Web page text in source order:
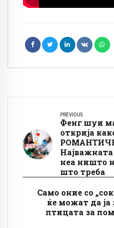
PREVIOUS
Фенг шуи
открија
Најважната
неа ништо
што треба
Само оние со
ќе можат да ја
птицата за